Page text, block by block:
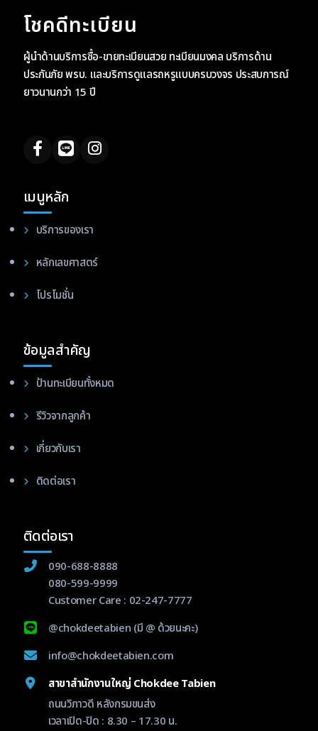
โชคดีทะเบียน
ผู้นำด้านบริการซื้อ-ขายทะเบียนสวย ทะเบียนมงคล บริการด้าน
ประกันภัย พรบ. และบริการดูแลรถหรูแบบครบวงจร ประสบการณ์
ยาวนานกว่า 15 ปี
เมนูหลัก
บริการของเรา
หลักเลขศาสตร์
โปรโมชั่น
ข้อมูลสำคัญ
ป้านทะเบียนทั้งหมด
รีวิวจากลูกค้า
เกี่ยวกับเรา
ติดต่อเรา
ติดต่อเรา
090-688-8888
080-599-9999
Customer Care : 02-247-7777
@chokdeetabien (มี @ ด้วยนะคะ)
info@chokdeetabien.com
สาขาสำนักงานใหญ่ Chokdee Tabien
ถนนวิภาวดี หลังกรมขนส่ง
เวลาเปิด-ปิด : 8.30 – 17.30 น.